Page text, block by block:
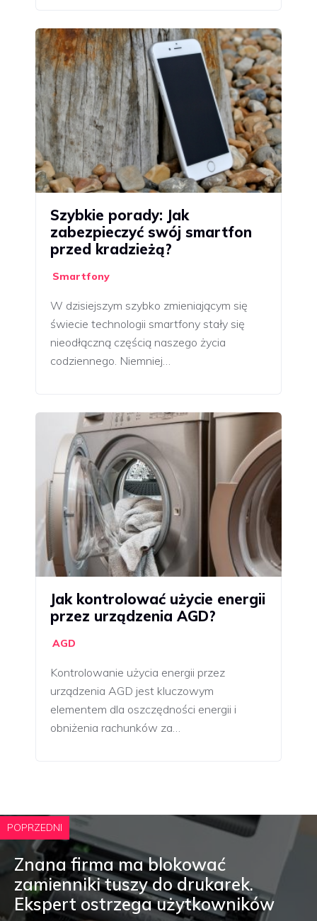
Szybkie porady: Jak
zabezpieczyć swój smartfon
przed kradzieżą?
Smartfony
W dzisiejszym szybko zmieniającym się
świecie technologii smartfony stały się
nieodłączną częścią naszego życia
codziennego. Niemniej…
Jak kontrolować użycie energii
przez urządzenia AGD?
AGD
Kontrolowanie użycia energii przez
urządzenia AGD jest kluczowym
elementem dla oszczędności energii i
obniżenia rachunków za…
POPRZEDNI
Znana firma ma blokować
zamienniki tuszy do drukarek.
Ekspert ostrzega użytkowników